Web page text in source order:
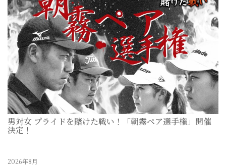
男対女 プライドを賭けた戦い！「朝霧ペア選手権」開催
決定！
2026年8月